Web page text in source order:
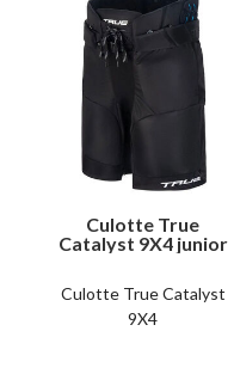
Culotte True
Catalyst 9X4 junior
Culotte True Catalyst
9X4